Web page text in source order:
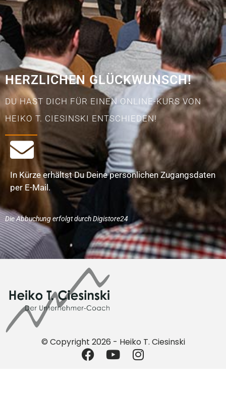
HERZLICHEN GLÜCKWUNSCH!
DU HAST DICH FÜR EINEN ONLINE-KURS VON
HEIKO T. CIESINSKI ENTSCHIEDEN!
In Kürze erhältst Du Deine persönlichen Zugangsdaten
per E-Mail.
Die Abbuchung erfolgt durch Digistore24
© Copyright 2026 - Heiko T. Ciesinski